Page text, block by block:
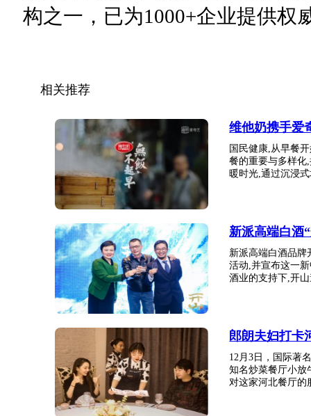
构之一，已为1000+企业提供权
相关推荐
维他奶携手爱
国民健康,从早餐
餐的重要与多样化
暖时光,通过沉浸
新派高端白酒
新派高端白酒品牌
活动,并宣布这一
酒业的支持下,开
郎朗夫妇打卡
12月3日，国际著
知名炒菜餐厅小放
对这家河北餐厅的